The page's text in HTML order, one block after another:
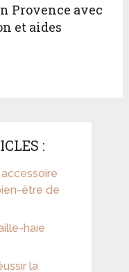
Provence avec
et aides
:
être de
haie
la